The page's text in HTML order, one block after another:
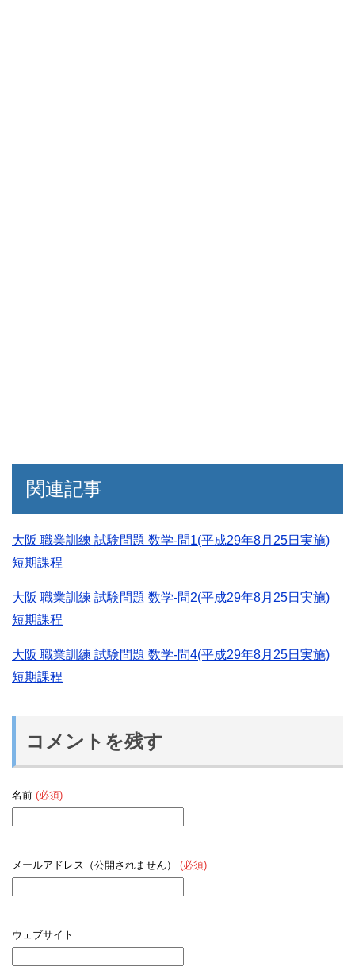
関連記事
大阪 職業訓練 試験問題 数学-問1(平成29年8月25日実施)
短期課程
大阪 職業訓練 試験問題 数学-問2(平成29年8月25日実施)
短期課程
大阪 職業訓練 試験問題 数学-問4(平成29年8月25日実施)
短期課程
コメントを残す
名前 (必須)
メールアドレス（公開されません） (必須)
ウェブサイト